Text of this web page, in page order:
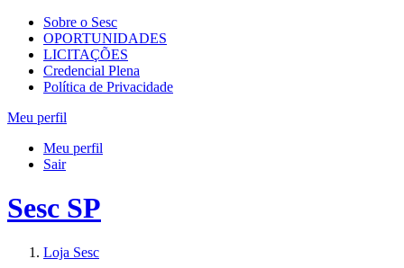
Sobre o Sesc
OPORTUNIDADES
LICITAÇÕES
Credencial Plena
Política de Privacidade
Meu perfil
Meu perfil
Sair
Sesc SP
Loja Sesc